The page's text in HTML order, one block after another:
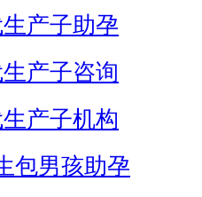
产子助孕
产子咨询
产子机构
包男孩助孕